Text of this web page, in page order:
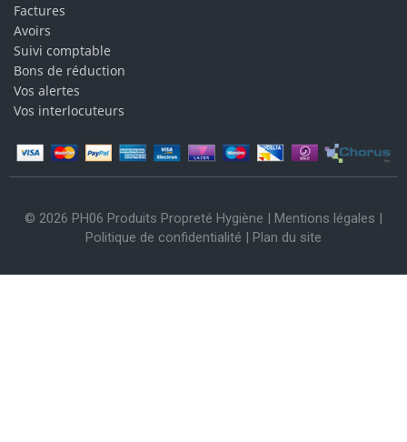
Factures
Avoirs
Suivi comptable
Bons de réduction
Vos alertes
Vos interlocuteurs
© 2026 PH06 Produits Propreté Hygiène | Mentions légales |
Politique de confidentialité | Plan du site